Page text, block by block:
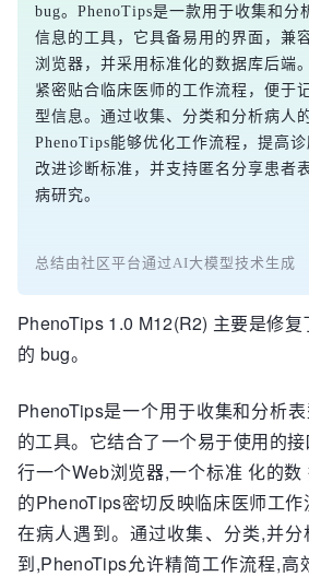
bug。PhenoTips是一款用于收集和分
信息的工具，它具备易用的界面，兼
浏览器，并采用标准化的数据库后端
紧密贴合临床医师的工作流程，便于
型信息。通过收集、分类和分析病人
PhenoTips能够优化工作流程，提高诊
改进诊断标准，并支持匿名分享患者
病研究。
总结由社区平台通过AI大模型技术生成
PhenoTips 1.0 M12(R2) 主要是修
的 bug。
PhenoTips是一个用于收集和分析
的工具。它结合了一个易于使用的
行一个Web浏览器,一个标准 化的
的PhenoTips密切反映临床医师工
在病人遇到。通过收集、分类,并
到,PhenoTips允许精简工作流程,高